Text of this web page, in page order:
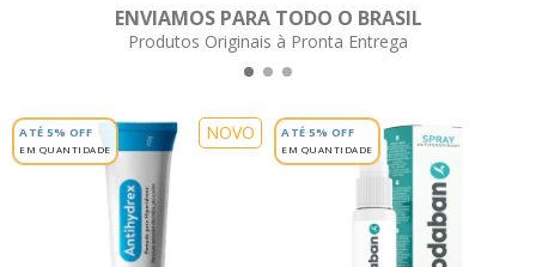
ENVIAMOS PARA TODO O BRASIL
Produtos Originais à Pronta Entrega
ATÉ 5% OFF
EM QUANTIDADE
NOVO ATÉ 5% OFF
EM QUANTIDADE